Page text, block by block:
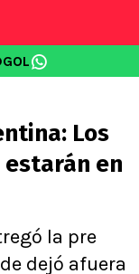
Los
estarán en
la pre
dejó afuera